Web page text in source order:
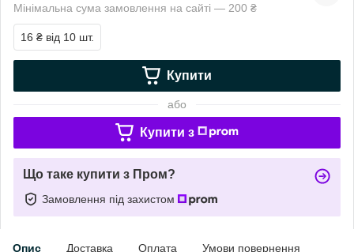
Мінімальна сума замовлення на сайті — 200 ₴
16 ₴ від 10 шт.
Купити
або
Купити з
Що таке купити з Пром?
Замовлення під захистом
Опис Доставка Оплата Умови повернення